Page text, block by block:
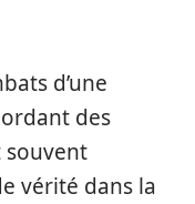
d’une
des
souvent
vérité dans la